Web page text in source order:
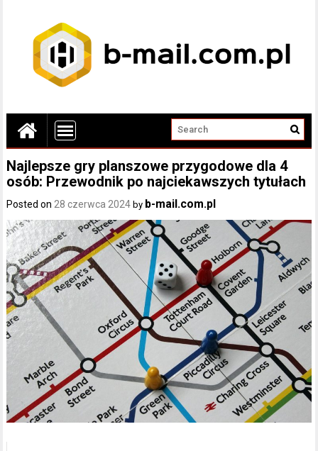
Najlepsze gry planszowe przygodowe dla 4
osób: Przewodnik po najciekawszych tytułach
Posted on 28 czerwca 2024 by b-mail.com.pl